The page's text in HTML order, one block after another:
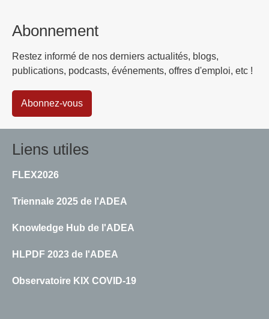
Abonnement
Restez informé de nos derniers actualités, blogs,
publications, podcasts, événements, offres d'emploi, etc !
Abonnez-vous
Liens utiles
FLEX2026
Triennale 2025 de l'ADEA
Knowledge Hub de l'ADEA
HLPDF 2023 de l'ADEA
Observatoire KIX COVID-19